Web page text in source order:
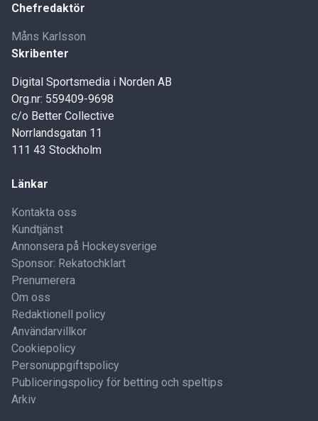
Chefredaktör
Måns Karlsson
Skribenter
Digital Sportsmedia i Norden AB
Org.nr: 559409-9698
c/o Better Collective
Norrlandsgatan 11
111 43 Stockholm
Länkar
Kontakta oss
Kundtjänst
Annonsera på Hockeysverige
Sponsor: Rekatochklart
Prenumerera
Om oss
Redaktionell policy
Användarvillkor
Cookiepolicy
Personuppgiftspolicy
Publiceringspolicy för betting och speltips
Arkiv